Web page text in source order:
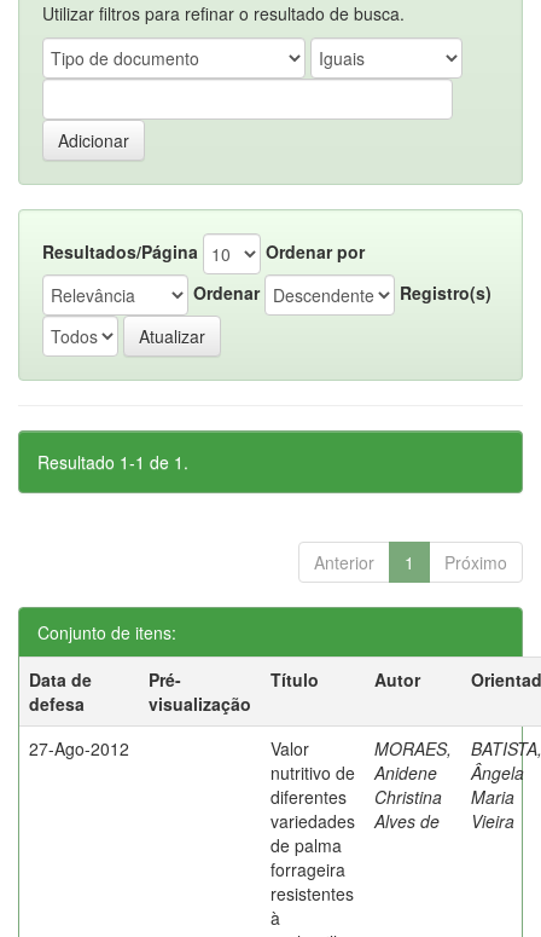
Utilizar filtros para refinar o resultado de busca.
Resultados/Página
Ordenar por
Ordenar
Registro(s)
Resultado 1-1 de 1.
Anterior 1 Próximo
Conjunto de itens:
Data de
defesa
Pré-
visualização
Título Autor
27-Ago-2012
Valor
nutritivo de
diferentes
variedades
de palma
forrageira
resistentes
à
MORAES,
Anidene
Christina
Alves de
BATISTA,
Ângela
Maria
Vieira